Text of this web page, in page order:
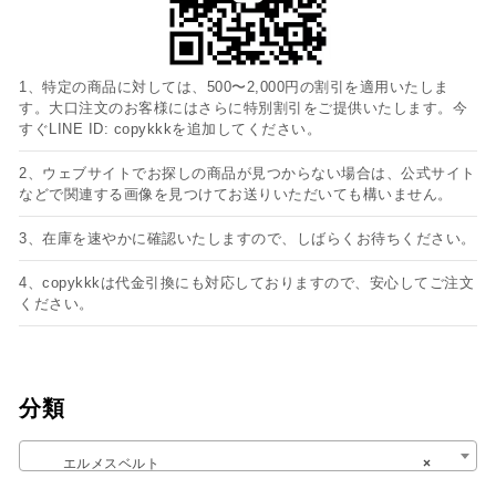
1、特定の商品に対しては、500〜2,000円の割引を適用いたしま
す。大口注文のお客様にはさらに特別割引をご提供いたします。今
すぐLINE ID: copykkkを追加してください。
2、ウェブサイトでお探しの商品が見つからない場合は、公式サイト
などで関連する画像を見つけてお送りいただいても構いません。
3、在庫を速やかに確認いたしますので、しばらくお待ちください。
4、copykkkは代金引換にも対応しておりますので、安心してご注文
ください。
分類
×
エルメスベルト